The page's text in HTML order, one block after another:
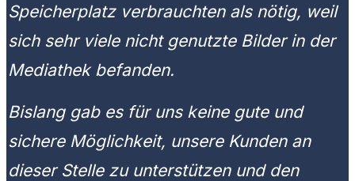
Speicherplatz verbrauchten als nötig, weil
sich sehr viele nicht genutzte Bilder in der
Mediathek befanden.
Bislang gab es für uns keine gute und
sichere Möglichkeit, unsere Kunden an
dieser Stelle zu unterstützen und den